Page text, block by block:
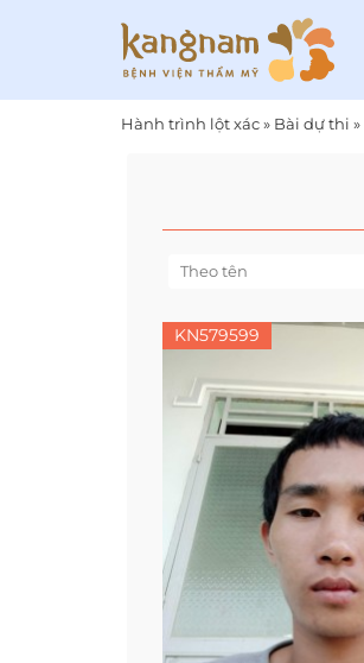
Hành trình lột xác» Bài dự thi »
KN579599